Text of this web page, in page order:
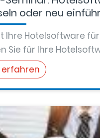
oder neu
Ihre Hotelsoftware für
Sie für Ihre